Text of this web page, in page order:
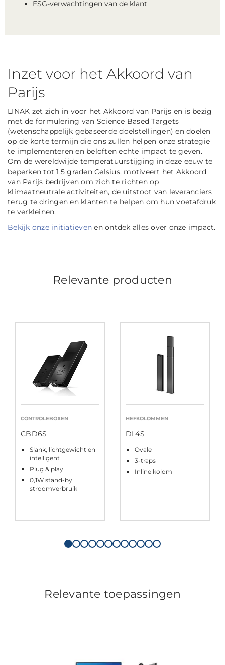
ESG-verwachtingen van de klant
Inzet voor het Akkoord van
Parijs
LINAK zet zich in voor het Akkoord van Parijs en is bezig
met de formulering van Science Based Targets
(wetenschappelijk gebaseerde doelstellingen) en doelen
op de korte termijn die ons zullen helpen onze strategie
te implementeren en beloften echte impact te geven.
Om de wereldwijde temperatuurstijging in deze eeuw te
beperken tot 1,5 graden Celsius, motiveert het Akkoord
van Parijs bedrijven om zich te richten op
klimaatneutrale activiteiten, de uitstoot van leveranciers
terug te dringen en klanten te helpen om hun voetafdruk
te verkleinen.
Bekijk onze initiatieven en ontdek alles over onze impact.
Relevante producten
CONTROLEBOXEN
CBD6S
Slank, lichtgewicht en
intelligent
Plug & play
0,1W stand-by
stroomverbruik
HEFKOLOMMEN
DL4S
Ovale
3-traps
Inline kolom
Relevante toepassingen